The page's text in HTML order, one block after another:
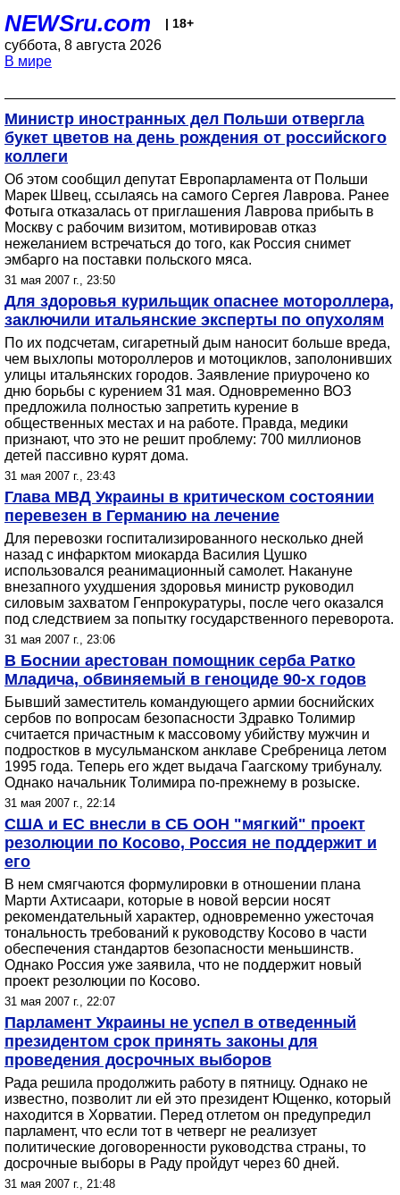
NEWSru.com | 18+
суббота, 8 августа 2026
В мире
Министр иностранных дел Польши отвергла
букет цветов на день рождения от российского
коллеги
Об этом сообщил депутат Европарламента от Польши
Марек Швец, ссылаясь на самого Сергея Лаврова. Ранее
Фотыга отказалась от приглашения Лаврова прибыть в
Москву с рабочим визитом, мотивировав отказ
нежеланием встречаться до того, как Россия снимет
эмбарго на поставки польского мяса.
31 мая 2007 г., 23:50
Для здоровья курильщик опаснее мотороллера,
заключили итальянские эксперты по опухолям
По их подсчетам, сигаретный дым наносит больше вреда,
чем выхлопы мотороллеров и мотоциклов, заполонивших
улицы итальянских городов. Заявление приурочено ко
дню борьбы с курением 31 мая. Одновременно ВОЗ
предложила полностью запретить курение в
общественных местах и на работе. Правда, медики
признают, что это не решит проблему: 700 миллионов
детей пассивно курят дома.
31 мая 2007 г., 23:43
Глава МВД Украины в критическом состоянии
перевезен в Германию на лечение
Для перевозки госпитализированного несколько дней
назад с инфарктом миокарда Василия Цушко
использовался реанимационный самолет. Накануне
внезапного ухудшения здоровья министр руководил
силовым захватом Генпрокуратуры, после чего оказался
под следствием за попытку государственного переворота.
31 мая 2007 г., 23:06
В Боснии арестован помощник серба Ратко
Младича, обвиняемый в геноциде 90-х годов
Бывший заместитель командующего армии боснийских
сербов по вопросам безопасности Здравко Толимир
считается причастным к массовому убийству мужчин и
подростков в мусульманском анклаве Сребреница летом
1995 года. Теперь его ждет выдача Гаагскому трибуналу.
Однако начальник Толимира по-прежнему в розыске.
31 мая 2007 г., 22:14
США и ЕС внесли в СБ ООН "мягкий" проект
резолюции по Косово, Россия не поддержит и
его
В нем смягчаются формулировки в отношении плана
Марти Ахтисаари, которые в новой версии носят
рекомендательный характер, одновременно ужесточая
тональность требований к руководству Косово в части
обеспечения стандартов безопасности меньшинств.
Однако Россия уже заявила, что не поддержит новый
проект резолюции по Косово.
31 мая 2007 г., 22:07
Парламент Украины не успел в отведенный
президентом срок принять законы для
проведения досрочных выборов
Рада решила продолжить работу в пятницу. Однако не
известно, позволит ли ей это президент Ющенко, который
находится в Хорватии. Перед отлетом он предупредил
парламент, что если тот в четверг не реализует
политические договоренности руководства страны, то
досрочные выборы в Раду пройдут через 60 дней.
31 мая 2007 г., 21:48